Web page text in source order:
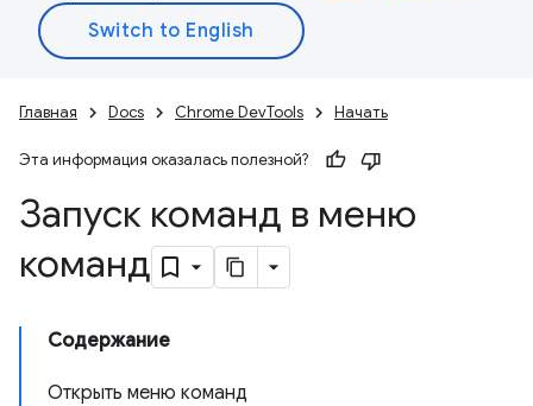
Главная Docs Chrome DevTools Начать
Эта информация оказалась полезной?
Запуск команд в меню
команд
Содержание
Открыть меню команд